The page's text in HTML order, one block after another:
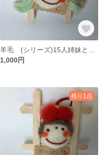
1,000円
残り1点